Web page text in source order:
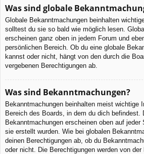
Was sind globale
Globale Bekanntmachungen beinhalten
solltest du sie so bald wie möglich lesen.
erscheinen ganz oben in jedem Forum und
persönlichen Bereich. Ob du eine globale
kannst oder nicht, hängt von den durch die
vergebenen Berechtigungen ab.
Was sind Bekanntmachungen?
Bekanntmachungen beinhalten meist wichtige
Bereich des Boards, in dem du dich befindest.
Bekanntmachungen erscheinen oben auf
sie erstellt wurden. Wie bei globalen
deinen Berechtigungen ab, ob du
oder nicht. Die Berechtigungen werden von